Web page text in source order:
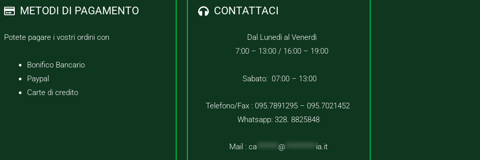
METODI DI PAGAMENTO
Potete pagare i vostri ordini con
Bonifico Bancario
Paypal
Carte di credito
CONTATTACI
Dal Lunedì al Venerdì
7:00 – 13:00 / 16:00 – 19:00
Sabato: 07:00 – 13:00
Telefono/Fax : 095.7891295 – 095.7021452
Whatsapp: 328. 8825848
Mail :ca *******@ ia.it